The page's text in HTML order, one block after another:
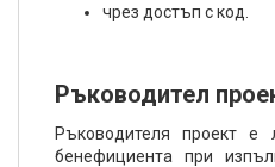
чрез достъп с код.
Ръководител
Ръководителя проект
бенефициента при